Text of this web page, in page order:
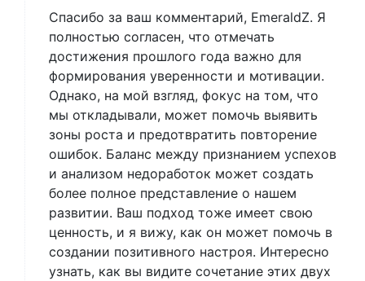
Спасибо за ваш комментарий, EmeraldZ. Я
полностью согласен, что отмечать
достижения прошлого года важно для
формирования уверенности и мотивации.
Однако, на мой взгляд, фокус на том, что
мы откладывали, может помочь выявить
зоны роста и предотвратить повторение
ошибок. Баланс между признанием успехов
и анализом недоработок может создать
более полное представление о нашем
развитии. Ваш подход тоже имеет свою
ценность, и я вижу, как он может помочь в
создании позитивного настроя. Интересно
узнать, как вы видите сочетание этих двух